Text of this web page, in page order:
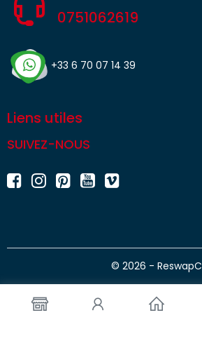
0751062619
+33 6 70 07 14 39
Liens utiles
SUIVEZ-NOUS
© 2026 - ReswapC